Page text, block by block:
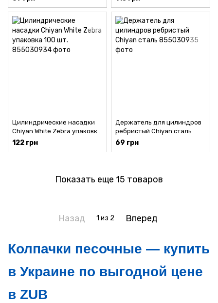
Цилиндрические насадки
Chiyan White Zebra упаковка
100 шт.
122 грн
Держатель для цилиндров
ребристый Chiyan сталь
69 грн
Показать еще 15 товаров
Назад 1 из 2 Вперед
Колпачки песочные — купить
в Украине по выгодной цене
в ZUB